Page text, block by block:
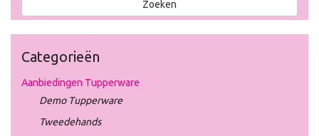
Categorieën
Aanbiedingen Tupperware
Demo Tupperware
Tweedehands